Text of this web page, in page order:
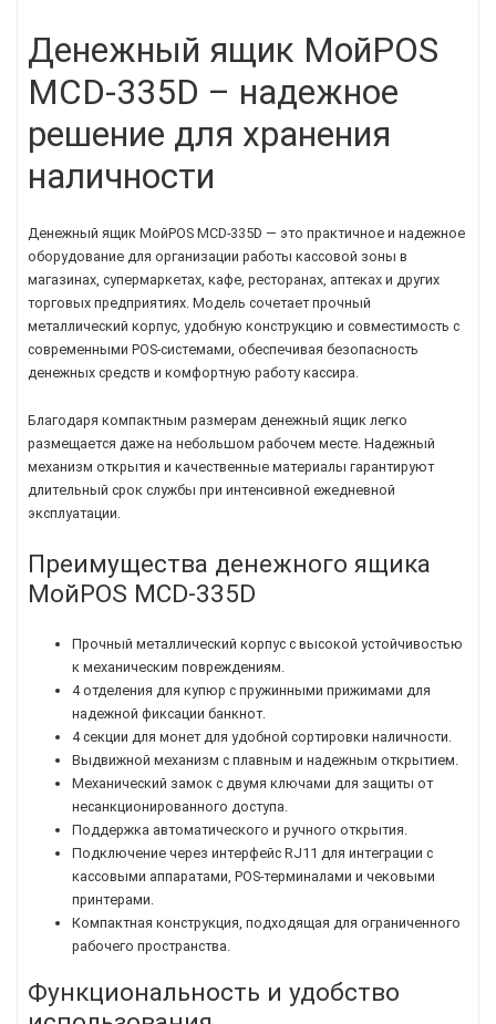
Денежный ящик МойPOS
MCD-335D – надежное
решение для хранения
наличности
Денежный ящик МойPOS MCD-335D — это практичное и надежное
оборудование для организации работы кассовой зоны в
магазинах, супермаркетах, кафе, ресторанах, аптеках и других
торговых предприятиях. Модель сочетает прочный
металлический корпус, удобную конструкцию и совместимость с
современными POS-системами, обеспечивая безопасность
денежных средств и комфортную работу кассира.
Благодаря компактным размерам денежный ящик легко
размещается даже на небольшом рабочем месте. Надежный
механизм открытия и качественные материалы гарантируют
длительный срок службы при интенсивной ежедневной
эксплуатации.
Преимущества денежного ящика
МойPOS MCD-335D
Прочный металлический корпус с высокой устойчивостью
к механическим повреждениям.
4 отделения для купюр с пружинными прижимами для
надежной фиксации банкнот.
4 секции для монет для удобной сортировки наличности.
Выдвижной механизм с плавным и надежным открытием.
Механический замок с двумя ключами для защиты от
несанкционированного доступа.
Поддержка автоматического и ручного открытия.
Подключение через интерфейс RJ11 для интеграции с
кассовыми аппаратами, POS-терминалами и чековыми
принтерами.
Компактная конструкция, подходящая для ограниченного
рабочего пространства.
Функциональность и удобство